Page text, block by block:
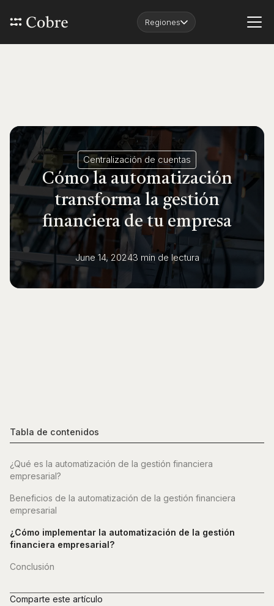
Regiones
Centralización de cuentas
Cómo la automatización
transforma la gestión
financiera de tu empresa
June 14, 20243 min de lectura
Tabla de contenidos
¿Qué es la automatización de la gestión financiera
empresarial?
Beneficios de la automatización de la gestión financiera
empresarial
¿Cómo implementar la automatización de la gestión
financiera empresarial?
Conclusión
Comparte este artículo